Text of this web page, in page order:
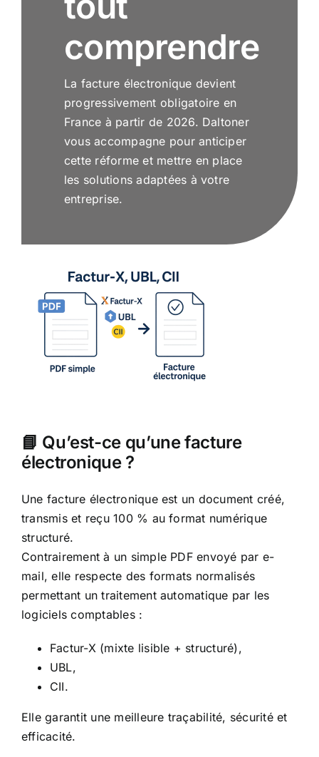
comprendre
La facture électronique devient
progressivement obligatoire en
France à partir de 2026. Daltoner
vous accompagne pour anticiper
cette réforme et mettre en place
les solutions adaptées à votre
entreprise.
📘 Qu’est-ce qu’une facture
électronique ?
Une facture électronique est un document créé,
transmis et reçu 100 % au format numérique
structuré.
Contrairement à un simple PDF envoyé par e-
mail, elle respecte des formats normalisés
permettant un traitement automatique par les
logiciels comptables :
Factur-X (mixte lisible + structuré),
UBL,
CII.
Elle garantit une meilleure traçabilité, sécurité et
efficacité.